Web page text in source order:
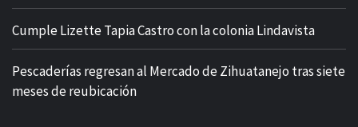
Cumple Lizette Tapia Castro con la colonia Lindavista
Pescaderías regresan al Mercado de Zihuatanejo tras siete
meses de reubicación